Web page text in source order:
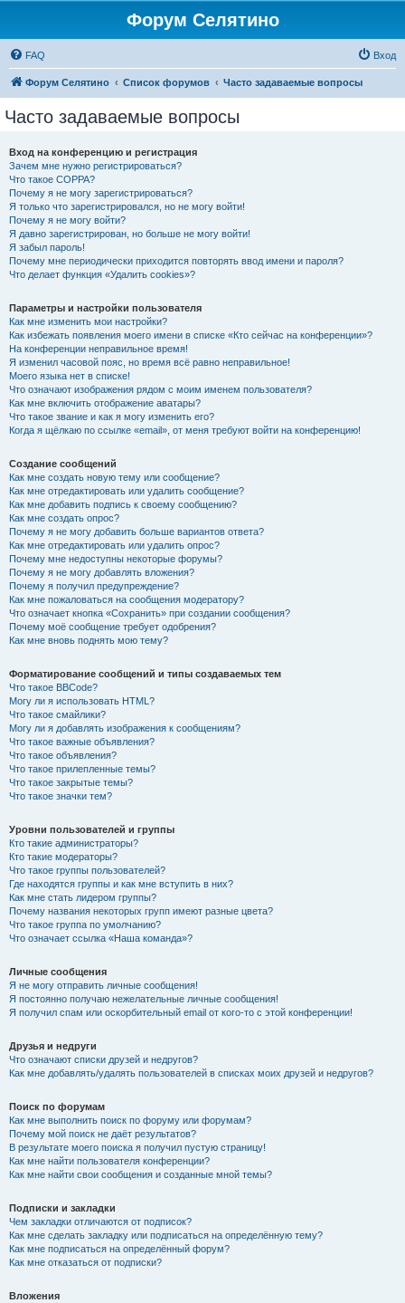
Форум Селятино
FAQ Вход
Форум Селятино Список форумов Часто задаваемые вопросы
Часто задаваемые вопросы
Вход на конференцию и регистрация
Зачем мне нужно регистрироваться?
Что такое COPPA?
Почему я не могу зарегистрироваться?
Я только что зарегистрировался, но не могу войти!
Почему я не могу войти?
Я давно зарегистрирован, но больше не могу войти!
Я забыл пароль!
Почему мне периодически приходится повторять ввод имени и пароля?
Что делает функция «Удалить cookies»?
Параметры и настройки пользователя
Как мне изменить мои настройки?
Как избежать появления моего имени в списке «Кто сейчас на конференции»?
На конференции неправильное время!
Я изменил часовой пояс, но время всё равно неправильное!
Моего языка нет в списке!
Что означают изображения рядом с моим именем пользователя?
Как мне включить отображение аватары?
Что такое звание и как я могу изменить его?
Когда я щёлкаю по ссылке «email», от меня требуют войти на конференцию!
Создание сообщений
Как мне создать новую тему или сообщение?
Как мне отредактировать или удалить сообщение?
Как мне добавить подпись к своему сообщению?
Как мне создать опрос?
Почему я не могу добавить больше вариантов ответа?
Как мне отредактировать или удалить опрос?
Почему мне недоступны некоторые форумы?
Почему я не могу добавлять вложения?
Почему я получил предупреждение?
Как мне пожаловаться на сообщения модератору?
Что означает кнопка «Сохранить» при создании сообщения?
Почему моё сообщение требует одобрения?
Как мне вновь поднять мою тему?
Форматирование сообщений и типы создаваемых тем
Что такое BBCode?
Могу ли я использовать HTML?
Что такое смайлики?
Могу ли я добавлять изображения к сообщениям?
Что такое важные объявления?
Что такое объявления?
Что такое прилепленные темы?
Что такое закрытые темы?
Что такое значки тем?
Уровни пользователей и группы
Кто такие администраторы?
Кто такие модераторы?
Что такое группы пользователей?
Где находятся группы и как мне вступить в них?
Как мне стать лидером группы?
Почему названия некоторых групп имеют разные цвета?
Что такое группа по умолчанию?
Что означает ссылка «Наша команда»?
Личные сообщения
Я не могу отправить личные сообщения!
Я постоянно получаю нежелательные личные сообщения!
Я получил спам или оскорбительный email от кого-то с этой конференции!
Друзья и недруги
Что означают списки друзей и недругов?
Как мне добавлять/удалять пользователей в списках моих друзей и недругов?
Поиск по форумам
Как мне выполнить поиск по форуму или форумам?
Почему мой поиск не даёт результатов?
В результате моего поиска я получил пустую страницу!
Как мне найти пользователя конференции?
Как мне найти свои сообщения и созданные мной темы?
Подписки и закладки
Чем закладки отличаются от подписок?
Как мне сделать закладку или подписаться на определённую тему?
Как мне подписаться на определённый форум?
Как мне отказаться от подписки?
Вложения